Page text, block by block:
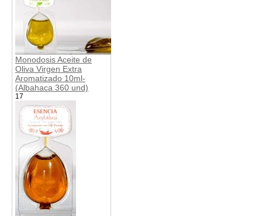
Monodosis Aceite de
Oliva Virgen Extra
Aromatizado 10ml-
(Albahaca 360 und)
17